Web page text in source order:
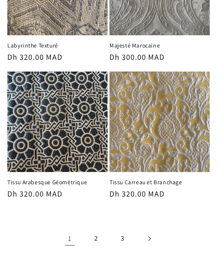
Labyrinthe Texturé
Prix
Dh 320.00 MAD
Majesté Marocaine
Prix
Dh 300.00 MAD
Tissu Arabesque Géométrique
Prix
Dh 320.00 MAD
Tissu Carreau et Branchage
Prix
Dh 320.00 MAD
1 2 3